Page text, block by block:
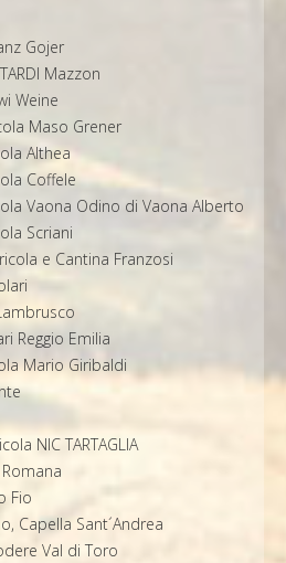
Gojer
Mazzon
Weine
Maso Grener
Althea
Coffele
Vaona Odino di Vaona Alberto
Scriani
e Cantina Franzosi
Reggio Emilia
Mario Giribaldi
NIC TARTAGLIA
Fio
Capella Sant´Andrea
Val di Toro